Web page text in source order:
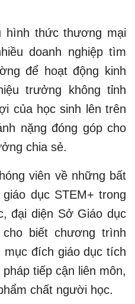
hình thức thương mại
doanh nghiệp tìm
để hoạt động kinh
trưởng không tỉnh
của học sinh lên trên
nặng đóng góp cho
chia sẻ.
viên về những bất
dục STEM+ trong
đại diện Sở Giáo dục
biết chương trình
mục đích giáo dục tích
tiếp cận liên môn,
chất người học.